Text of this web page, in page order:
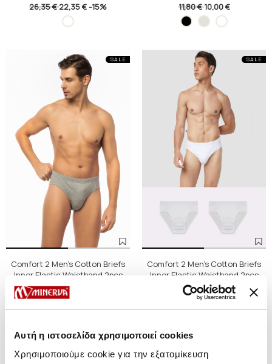
Αυτή η ιστοσελίδα χρησιμοποιεί cookies
Χρησιμοποιούμε cookie για την εξατομίκευση
26,35 €22,35 €-15%
11,80 €10,00 €
SALE
Comfort 2 Men's Cotton Briefs
Inner Elastic Waistband 2pcs
25,75 €21,85 €
SALE
Comfort 2 Men's Cotton Briefs
Inner Elastic Waistband 2pcs
22,10 €18,75 €-15%